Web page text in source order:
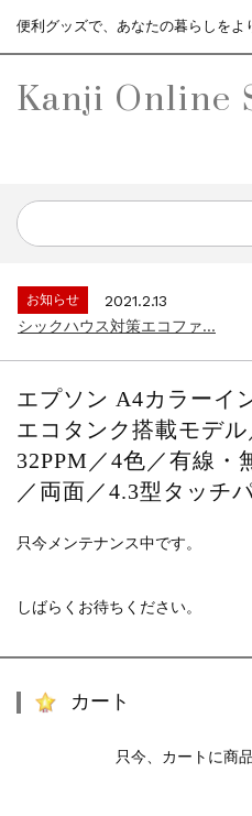
便利グッズで、あなたの暮らしをよ
Kanji Online
シックハウス対策エコファ...
お知らせ
2021.4.13
お知らせ
2021.2.13
シックハウス対策エコファ...
お知らせ
2021.2.13
シックハウス対策エコファ...
エプソン A4カラーイ
エコタンク搭載モデ
32PPM／4色／有線
／両面／4.3型タッチ
只今メンテナンス中です。
しばらくお待ちください。
カート
只今、カートに商